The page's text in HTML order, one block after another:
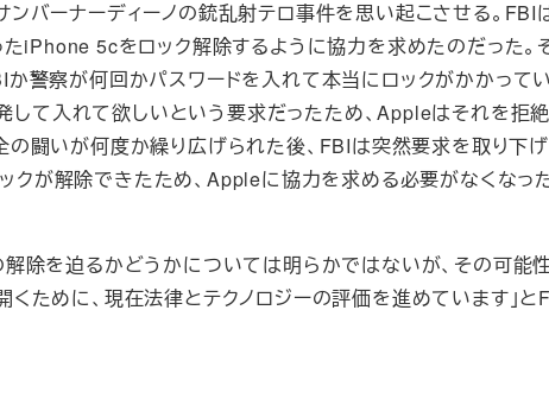
ンバーナーディーノの銃乱射テロ事件を思い起こさせる。FBI
iPhone 5cをロック解除するように協力を求めたのだった。
警察が何回かパスワードを入れて本当にロックがかかってい
て入れて欲しいという要求だったため、Appleはそれを拒絶
闘いが何度か繰り広げられた後、FBIは突然要求を取り下げ
クが解除できたため、Appleに協力を求める必要がなくなっ
除を迫るかどうかについては明らかではないが、その可能
くために、現在法律とテクノロジーの評価を進めています」